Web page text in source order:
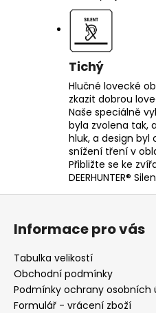
Tichý
Hlučné lovecké
zkazit dobrou
Naše speciálně
byla zvolena tak,
hluk, a design byl
snížení tření v
Přibližte se ke
DEERHUNTER®
Z
Informace pro vás
Tabulka velikostí
Obchodní podmínky
Podmínky ochrany osobních
Formulář - vrácení zboží